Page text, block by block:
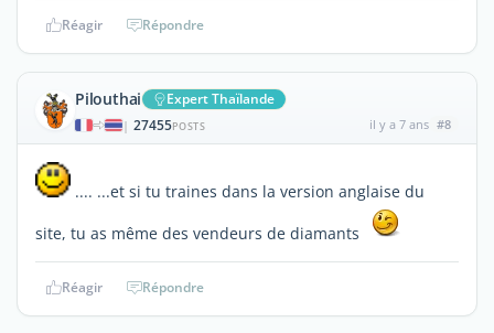
Réagir Répondre
Pilouthai Expert Thaïlande
| 27455POSTS il y a 7 ans #8
.... ...et si tu traines dans la version anglaise du
site, tu as même des vendeurs de diamants
Réagir Répondre